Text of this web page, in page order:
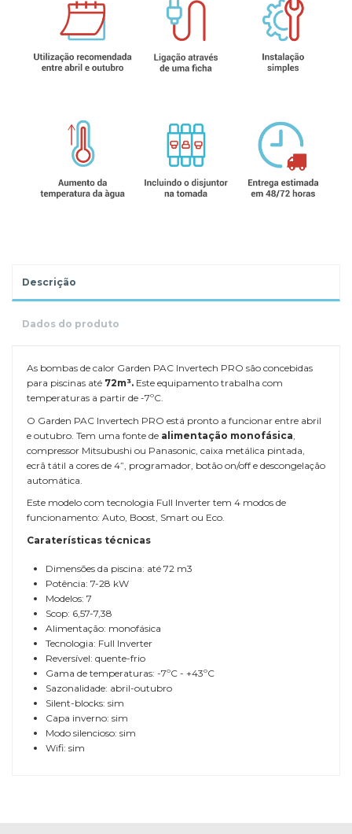
Descrição
Dados do produto
As bombas de calor Garden PAC Invertech PRO são concebidas
para piscinas até 72m³. Este equipamento trabalha com
temperaturas a partir de -7ºC.
O Garden PAC Invertech PRO está pronto a funcionar entre abril
e outubro. Tem uma fonte de alimentação monofásica
compressor Mitsubushi ou Panasonic, caixa metálica pintada,
ecrã tátil a cores de 4”, programador, botão on/off e descongelação
automática.
Este modelo com tecnologia Full Inverter tem 4 modos de
funcionamento: Auto, Boost, Smart ou Eco.
Caraterísticas técnicas
Dimensões da piscina: até 72 m3
Potência: 7-28 kW
Modelos: 7
Scop: 6,57-7,38
Alimentação: monofásica
Tecnologia: Full Inverter
Reversível: quente-frio
Gama de temperaturas: -7ºC - +43ºC
Sazonalidade: abril-outubro
Silent-blocks: sim
Capa inverno: sim
Modo silencioso: sim
Wifi: sim